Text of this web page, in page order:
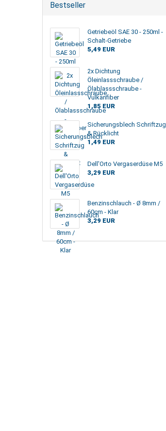
Bestseller
Getriebeöl SAE 30 - 250ml -
Schalt-Getriebe
5,49 EUR
2x Dichtung
Öleinlassschraube /
Ölablassschraube -
Vulkanfiber
1,85 EUR
Sicherungsblech Schriftzug
& Rücklicht
1,49 EUR
Dell'Orto Vergaserdüse M5
3,29 EUR
Benzinschlauch - Ø 8mm /
60cm - Klar
3,29 EUR